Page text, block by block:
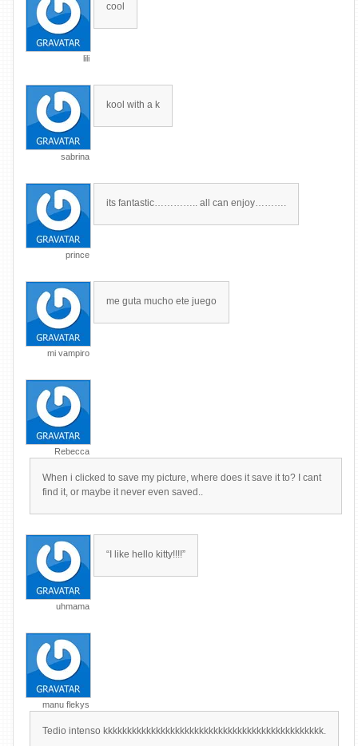
lili
cool
sabrina
kool with a k
prince
its fantastic………….. all can enjoy……….
mi vampiro
me guta mucho ete juego
Rebecca
When i clicked to save my picture, where does it save it to? I cant
find it, or maybe it never even saved..
uhmama
“I like hello kitty!!!!”
manu flekys
Tedio intenso kkkkkkkkkkkkkkkkkkkkkkkkkkkkkkkkkkkkkkkkkkkkkk.